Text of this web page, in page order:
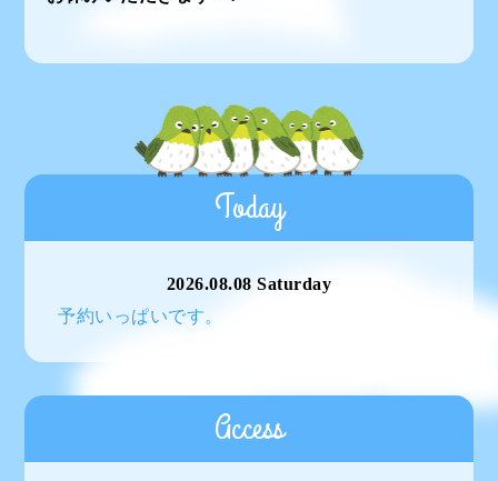
Today
2026.08.08 Saturday
予約いっぱいです。
Access